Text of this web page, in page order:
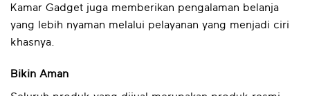
Kamar Gadget juga memberikan pengalaman belanja
yang lebih nyaman melalui pelayanan yang menjadi ciri
khasnya.
Bikin Aman